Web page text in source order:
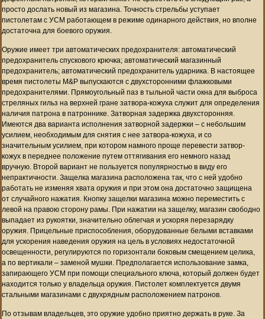
просто дослать новый из магазина. Точность стрельбы уступает
пистолетам с УСМ работающем в режиме одинарного действия, но вполне
достаточна для боевого оружия.
Оружие имеет три автоматических предохранителя: автоматический
предохранитель спускового крючка; автоматический магазинный
предохранитель; автоматический предохранитель ударника. В настоящее
время пистолеты M&P выпускаются с двухсторонними флажковыми
предохранителями. Прямоугольный паз в тыльной части окна для выброса
стреляных гильз на верхней гране затвора-кожуха служит для определения
наличия патрона в патроннике. Затворная задержка двухсторонняя.
Имеются два варианта исполнения затворной задержки – с небольшим
усилием, необходимым для снятия с нее затвора-кожуха, и со
значительным усилием, при котором намного проще перевести затвор-
кожух в переднее положение путем оттягивания его немного назад
вручную. Второй вариант не пользуется популярностью в виду его
непрактичности. Защелка магазина расположена так, что с ней удобно
работать не изменяя хвата оружия и при этом она достаточно защищена
от случайного нажатия. Кнопку защелки магазина можно переместить с
левой на правою сторону рамы. При нажатии на защелку, магазин свободно
выпадает из рукоятки, значительно облегчая и ускоряя перезарядку
оружия. Прицельные приспособления, оборудованные белыми вставками
для ускорения наведения оружия на цель в условиях недостаточной
освещенности, регулируются по горизонтали боковым смещением целика,
а по вертикали – заменой мушки. Предполагается использование замка,
запирающего УСМ при помощи специального ключа, который должен будет
находится только у владельца оружия. Пистолет комплектуется двумя
стальными магазинами с двухрядным расположением патронов.
По отзывам владельцев, это оружие удобно приятно держать в руке. За